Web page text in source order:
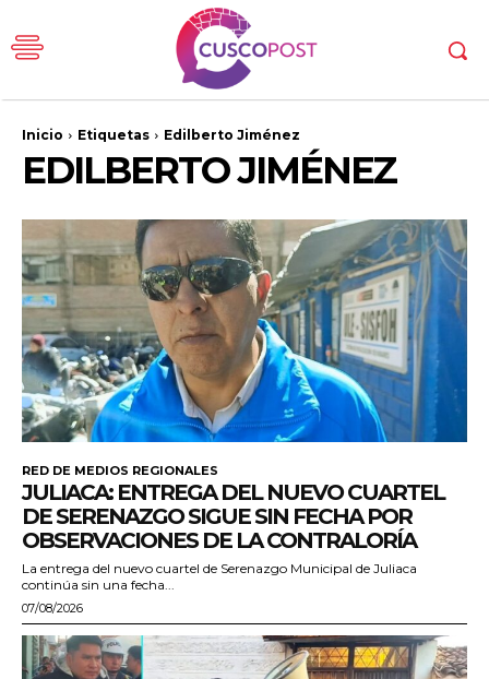
Inicio Etiquetas Edilberto Jiménez
EDILBERTO JIMÉNEZ
RED DE MEDIOS REGIONALES
JULIACA: ENTREGA DEL NUEVO CUARTEL
DE SERENAZGO SIGUE SIN FECHA POR
OBSERVACIONES DE LA CONTRALORÍA
La entrega del nuevo cuartel de Serenazgo Municipal de Juliaca
continúa sin una fecha...
07/08/2026